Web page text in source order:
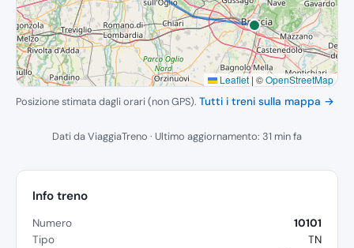
Leaflet | ©OpenStreetMap
Posizione stimata dagli orari (non GPS). Tutti i treni sulla mappa →
Dati da ViaggiaTreno · Ultimo aggiornamento: 31 min fa
Info treno
Numero
10101
Tipo
TN